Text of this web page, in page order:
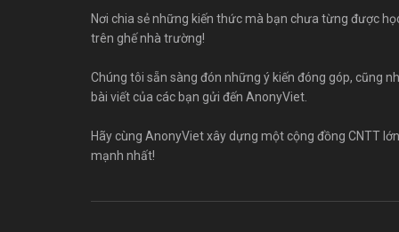
Nơi chia sẻ những kiến thức mà bạn chưa từng được
trên ghế nhà trường!
Chúng tôi sẵn sàng đón những ý kiến đóng góp, cũng
bài viết của các bạn gửi đến AnonyViet.
Hãy cùng AnonyViet xây dựng một cộng đồng CNTT lớn
mạnh nhất!